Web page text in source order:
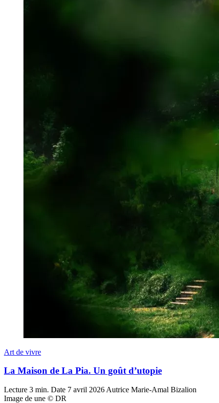
Art de vivre
La Maison de La Pia. Un goût d’utopie
Lecture 3 min. Date 7 avril 2026 Autrice Marie-Amal Bizalion
Image de une © DR